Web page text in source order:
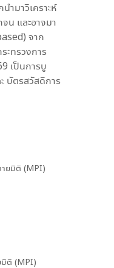
ำมาวิเคราะห์
น และอาจมา
จาก
ะทรวงการ
เป็นการบู
บัตรสวัสดิการ
ายมิติ (MPI)
มิติ (MPI)